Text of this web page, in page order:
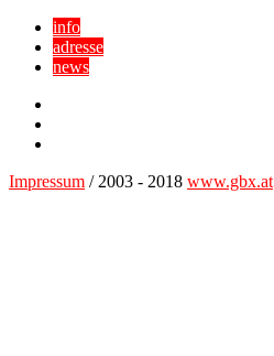
info
adresse
news
Impressum / 2003 - 2018 www.gbx.at